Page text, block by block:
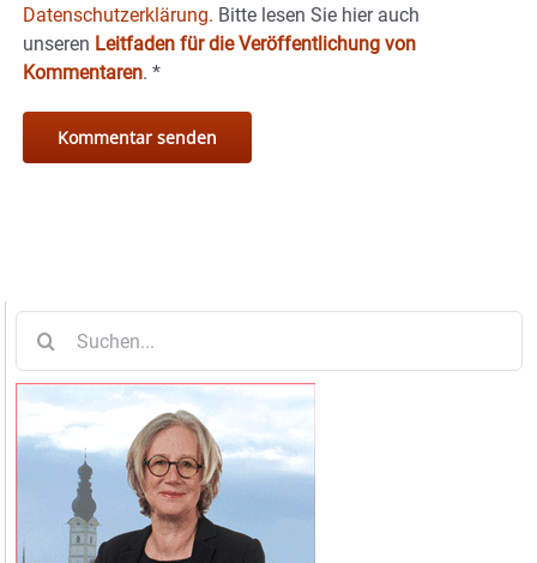
Datenschutzerklärung. Bitte lesen Sie hier auch
unseren Leitfaden für die Veröffentlichung von
Kommentaren. *
nach: